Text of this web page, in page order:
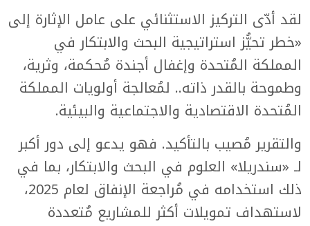
لقد أدّى التركيز الاستثنائي على عامل الإثارة إلى
«خطر تحيُّز استراتيجية البحث والابتكار في
المملكة المُتحدة وإغفال أجندة مُحكمة، وثرية،
وطموحة بالقدر ذاته.. لمُعالجة أولويات المملكة
المُتحدة الاقتصادية والاجتماعية والبيئية.
والتقرير مُصيب بالتأكيد. فهو يدعو إلى دور أكبر
لـ «سندريلا» العلوم في البحث والابتكار، بما في
ذلك استخدامه في مُراجعة الإنفاق لعام 2025،
لاستهداف تمويلات أكثر للمشاريع مُتعددة